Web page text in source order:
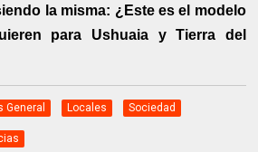
la misma: ¿Este es el modelo
para Ushuaia y Tierra del
General Locales Sociedad